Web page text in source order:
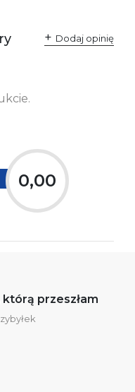
623 38 38
Dodaj opinię
0,00
którą przeszłam